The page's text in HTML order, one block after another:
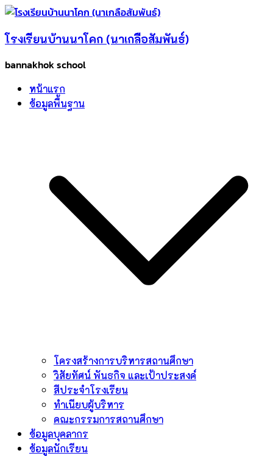
Skip
content
โรงเรียนบ้านนาโคก (นาเกลือสัมพันธ์)
bannakhok school
หน้าแรก
ข้อมูลพื้นฐาน
โครงสร้างการบริหารสถานศึกษา
วิสัยทัศน์ พันธกิจ และเป้าประสงค์
สีประจำโรงเรียน
ทำเนียบผู้บริหาร
คณะกรรมการสถานศึกษา
ข้อมูลบุคลากร
ข้อมูลนักเรียน